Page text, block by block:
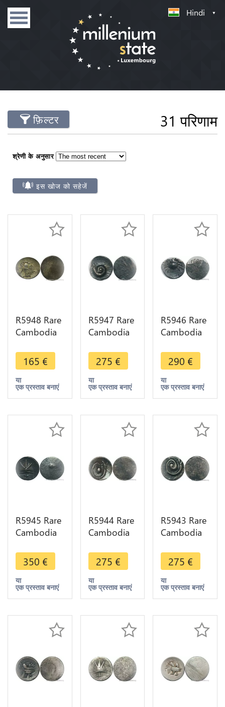
Hindi
फ़िल्टर 31 परिणाम
श्रेणी के अनुसार
इस खोज को सहेजें
R5948 Rare
Cambodia
Fuang
Norodom I
ND 1847
Rooster
165 €
या
एक प्रस्ताव बनाएं
R5947 Rare
Cambodia
Duong ND
1847 Lotus
flower seed
spiral Silver
275 €
या
एक प्रस्ताव बनाएं
R5946 Rare
Cambodia
Ang Duong
ND 1847
Crab
Uniface
offer
290 €
या
एक प्रस्ताव बनाएं
R5945 Rare
Cambodia
Duong ND
1847 Cocoa
Bean Bold
Silver AU
350 €
या
एक प्रस्ताव बनाएं
R5944 Rare
Cambodia
Ang Duong
ND 1847
Lotus
flower
AU
275 €
या
एक प्रस्ताव बनाएं
R5943 Rare
Cambodia
Duong ND
1847 Lotus
flower seed
spiral Silver
275 €
या
एक प्रस्ताव बनाएं